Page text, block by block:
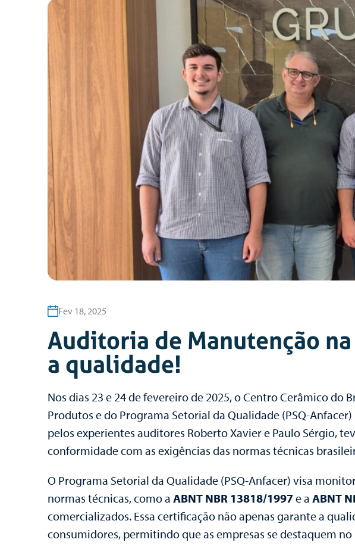
Fev 18, 2025
Auditoria de Manutenção
a qualidade!
Nos dias 23 e 24 de fevereiro de 2025, o Centro Cerâmico
Produtos e do Programa Setorial da Qualidade (PSQ-
pelos experientes auditores Roberto Xavier e Paulo Sérgio,
conformidade com as exigências das normas técnicas
O Programa Setorial da Qualidade (PSQ-Anfacer) visa
normas técnicas, como a ABNT NBR 13818/1997e a ABNT
comercializados. Essa certificação não apenas garante a
consumidores, permitindo que as empresas se destaquem